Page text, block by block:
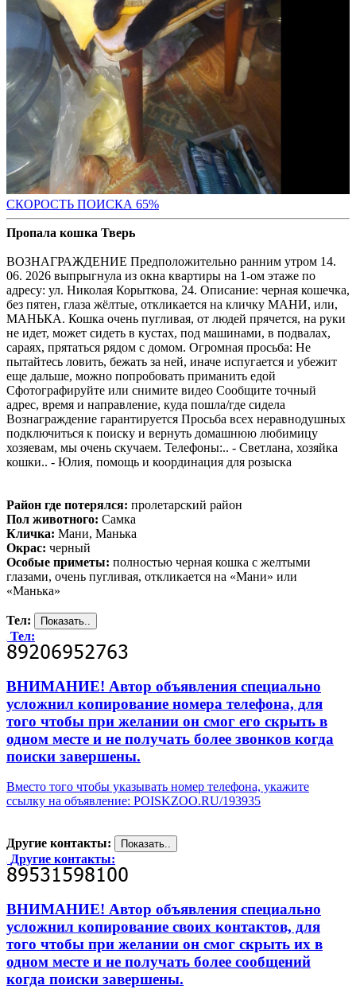
СКОРОСТЬ ПОИСКА 65%
Пропала кошка Тверь
ВОЗНАГРАЖДЕНИЕ Предположительно ранним утром 14.
06. 2026 выпрыгнула из окна квартиры на 1-ом этаже по
адресу: ул. Николая Корыткова, 24. Описание: черная кошечка,
без пятен, глаза жёлтые, откликается на кличку МАНИ, или,
МАНЬКА. Кошка очень пугливая, от людей прячется, на руки
не идет, может сидеть в кустах, под машинами, в подвалах,
сараях, прятаться рядом с домом. Огромная просьба: Не
пытайтесь ловить, бежать за ней, иначе испугается и убежит
еще дальше, можно попробовать приманить едой
Сфотографируйте или снимите видео Сообщите точный
адрес, время и направление, куда пошла/где сидела
Вознаграждение гарантируется Просьба всех неравнодушных
подключиться к поиску и вернуть домашнюю любимицу
хозяевам, мы очень скучаем. Телефоны:.. - Светлана, хозяйка
кошки.. - Юлия, помощь и координация для розыска
Район где потерялся: пролетарский район
Пол животного: Самка
Кличка: Мани, Манька
Окрас: черный
Особые приметы: полностью черная кошка с желтыми
глазами, очень пугливая, откликается на «Мани» или
«Манька»
Тел:
Тел:
ВНИМАНИЕ! Автор объявления специально
усложнил копирование номера телефона, для
того чтобы при желании он смог его скрыть в
одном месте и не получать более звонков когда
поиски завершены.
Вместо того чтобы указывать номер телефона, укажите
ссылку на объявление: POISKZOO.RU/193935
Другие контакты:
Другие контакты:
ВНИМАНИЕ! Автор объявления специально
усложнил копирование своих контактов, для
того чтобы при желании он смог скрыть их в
одном месте и не получать более сообщений
когда поиски завершены.